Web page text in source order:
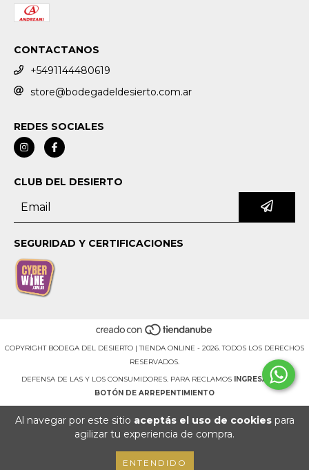
Al navegar por este sitio aceptás el uso de cookiespara
agilizar tu experiencia de compra.
ENTENDIDO
CONTACTANOS
+5491144480619
store@bodegadeldesierto.com.ar
REDES SOCIALES
CLUB DEL DESIERTO
SEGURIDAD Y CERTIFICACIONES
COPYRIGHT BODEGA DEL DESIERTO | TIENDA ONLINE - 2026. TODOS LOS DERECHOS
RESERVADOS.
DEFENSA DE LAS Y LOS CONSUMIDORES. PARA RECLAMOS INGRESÁ ACÁ.
BOTÓN DE ARREPENTIMIENTO